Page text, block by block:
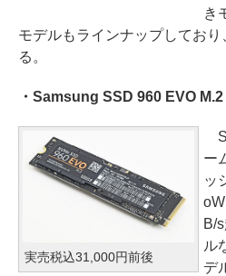
き
モデルもラインナップしてお
る。
・Samsung SSD 960 EVO M.2
実売税込31,000円前後
ー
ッ
B/
ル
デ